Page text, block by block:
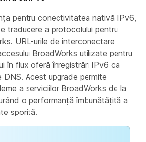
pentru conectivitatea nativă IPv6,
traducere a protocolului pentru
URL-urile de interconectare
BroadWorks utilizate pentru
în flux oferă înregistrări IPv6 ca
DNS. Acest upgrade permite
a serviciilor BroadWorks de la
o performanță îmbunătățită a
sporită.